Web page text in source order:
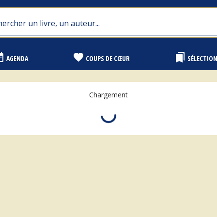
AGENDA favorite COUPS DE CŒUR bookmarks
Chargement